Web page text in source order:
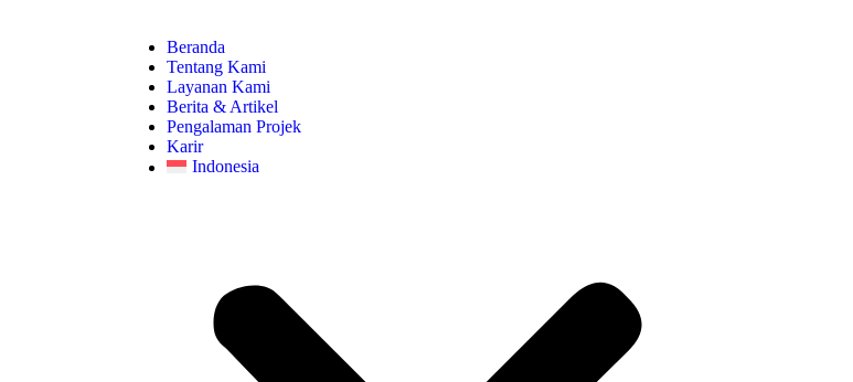
Beranda
Tentang Kami
Layanan Kami
Berita & Artikel
Pengalaman Projek
Karir
Indonesia